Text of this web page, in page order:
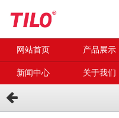
网站首页 产品展示
新闻中心 关于我们